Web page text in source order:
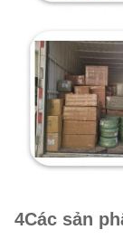
4Các sản